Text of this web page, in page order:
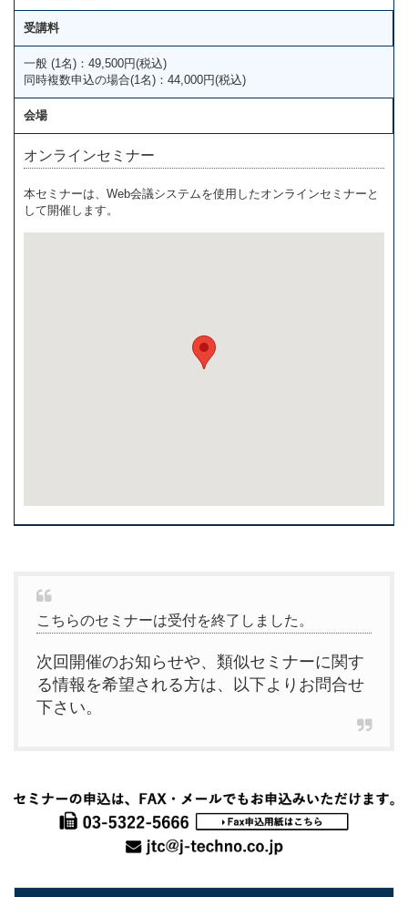
受講料
一般 (1名)：49,500円(税込)
同時複数申込の場合(1名)：44,000円(税込)
会場
オンラインセミナー
本セミナーは、Web会議システムを使用したオンラインセミナーと
して開催します。
こちらのセミナーは受付を終了しました。
次回開催のお知らせや、類似セミナーに関す
る情報を希望される方は、以下よりお問合せ
下さい。